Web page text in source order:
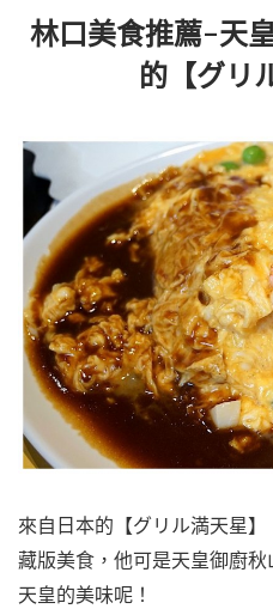
林口美食推薦-天
的【グリ
來自日本的【グリル満天星
藏版美食，他可是天皇御廚
天皇的美味呢！